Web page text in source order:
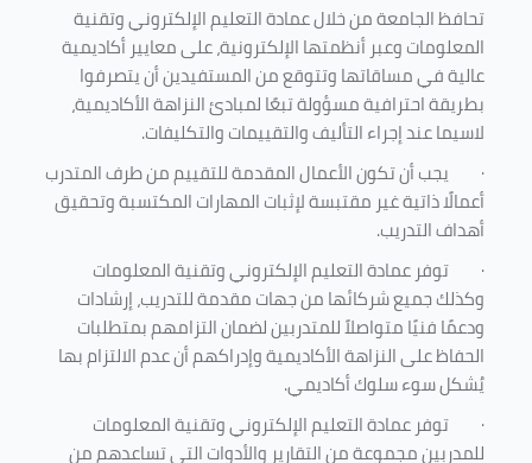
تحافظ الجامعة من خلال عمادة التعليم الإلكتروني وتقنية
المعلومات وعبر أنظمتها الإلكترونية، على معايير أكاديمية
عالية في مساقاتها وتتوقع من المستفيدين أن يتصرفوا
بطريقة احترافية مسؤولة تبعًا لمبادئ النزاهة الأكاديمية،
لاسيما عند إجراء التأليف والتقييمات والتكليفات.
· يجب أن تكون الأعمال المقدمة للتقييم من طرف المتدرب
أعمالًا ذاتية غير مقتبسة لإثبات المهارات المكتسبة وتحقيق
أهداف التدريب.
· توفر عمادة التعليم الإلكتروني وتقنية المعلومات
وكذلك جميع شركائها من جهات مقدمة للتدريب، إرشادات
ودعمًا فنيًا متواصلاً للمتدربين لضمان التزامهم بمتطلبات
الحفاظ على النزاهة الأكاديمية وإدراكهم أن عدم الالتزام بها
يُشكل سوء سلوك أكاديمي.
· توفر عمادة التعليم الإلكتروني وتقنية المعلومات
للمدربين مجموعة من التقارير والأدوات التي تساعدهم من